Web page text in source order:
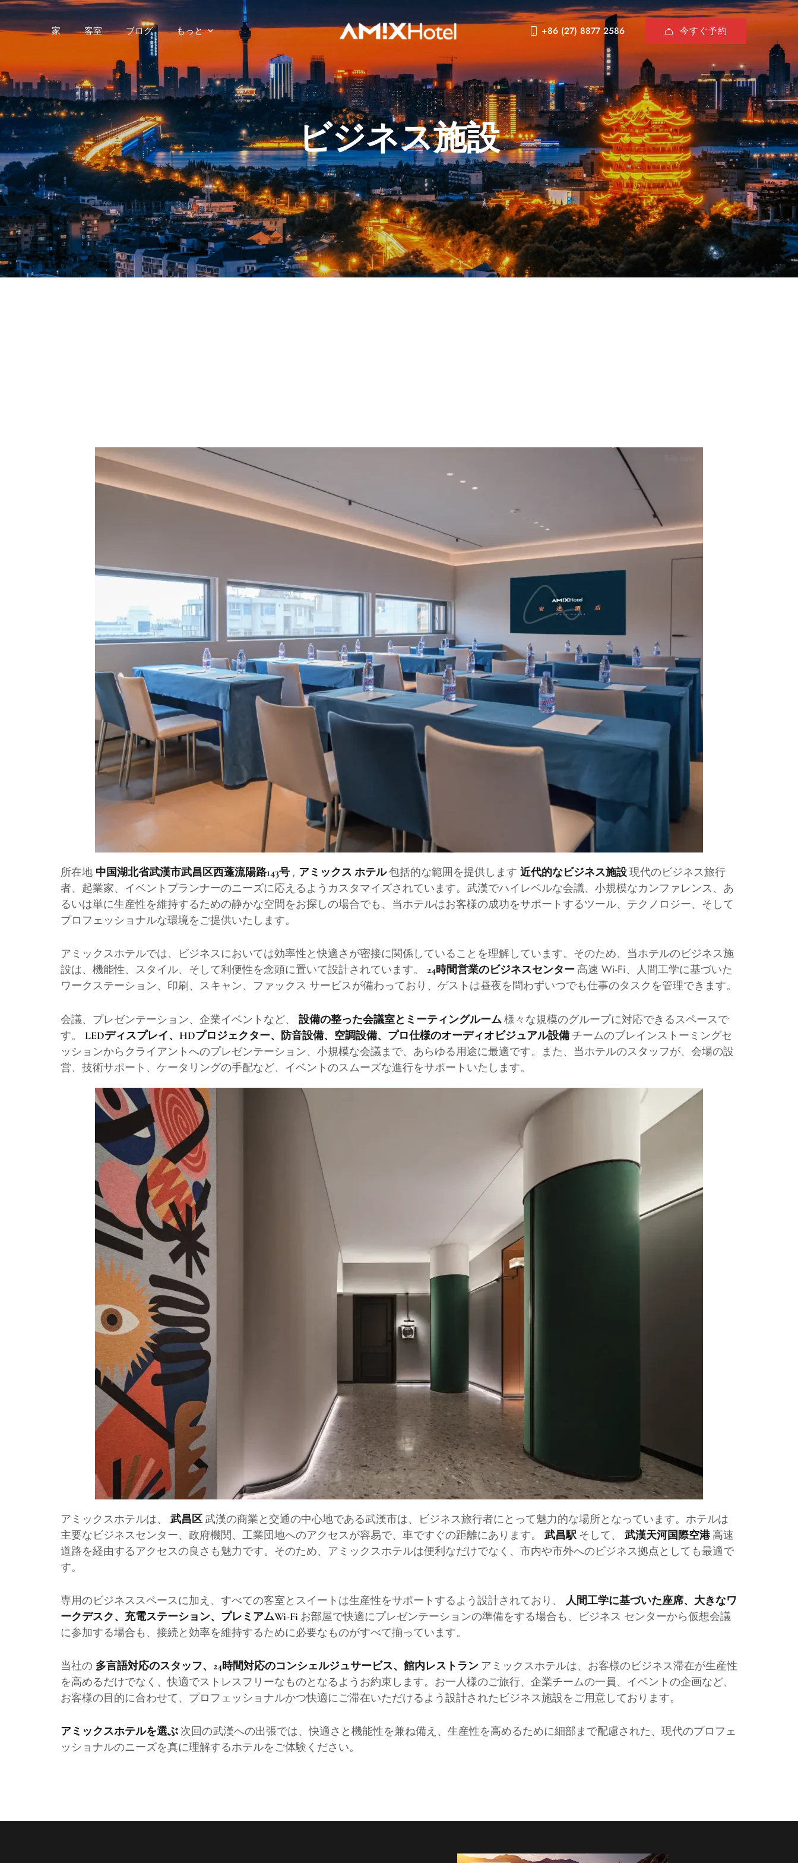
家 客室 ブログ もっと +86 (27) 8877 2586 今すぐ予約
ビジネス施設
所在地 中国湖北省武漢市武昌区西蓬流陽路143号 , アミックス ホテル包括的な範囲を提供します 近代的なビジネス施設現代のビジネス旅行
者、起業家、イベントプランナーのニーズに応えるようカスタマイズされています。武漢でハイレベルな会議、小規模なカンファレンス、あ
るいは単に生産性を維持するための静かな空間をお探しの場合でも、当ホテルはお客様の成功をサポートするツール、テクノロジー、そして
プロフェッショナルな環境をご提供いたします。
アミックスホテルでは、ビジネスにおいては効率性と快適さが密接に関係していることを理解しています。そのため、当ホテルのビジネス施
設は、機能性、スタイル、そして利便性を念頭に置いて設計されています。 24時間営業のビジネスセンター 高速 Wi-Fi、人間工学に基づいた
ワークステーション、印刷、スキャン、ファックス サービスが備わっており、ゲストは昼夜を問わずいつでも仕事のタスクを管理できます。
会議、プレゼンテーション、企業イベントなど、 設備の整った会議室とミーティングルーム様々な規模のグループに対応できるスペースで
す。 LEDディスプレイ、HDプロジェクター、防音設備、空調設備、プロ仕様のオーディオビジュアル設備チームのブレインストーミングセ
ッションからクライアントへのプレゼンテーション、小規模な会議まで、あらゆる用途に最適です。また、当ホテルのスタッフが、会場の設
営、技術サポート、ケータリングの手配など、イベントのスムーズな進行をサポートいたします。
アミックスホテルは、 武昌区武漢の商業と交通の中心地である武漢市は、ビジネス旅行者にとって魅力的な場所となっています。ホテルは
主要なビジネスセンター、政府機関、工業団地へのアクセスが容易で、車ですぐの距離にあります。 武昌駅 そして、 武漢天河国際空港高速
道路を経由するアクセスの良さも魅力です。そのため、アミックスホテルは便利なだけでなく、市内や市外へのビジネス拠点としても最適で
す。
専用のビジネススペースに加え、すべての客室とスイートは生産性をサポートするよう設計されており、
人間工学に基づいた座席、大きなワ
ークデスク、充電ステーション、プレミアムWi-Fi お部屋で快適にプレゼンテーションの準備をする場合も、ビジネス センターから仮想会議
に参加する場合も、接続と効率を維持するために必要なものがすべて揃っています。
当社の 多言語対応のスタッフ、24時間対応のコンシェルジュサービス、館内レストラン アミックスホテルは、お客様のビジネス滞在が生産性
を高めるだけでなく、快適でストレスフリーなものとなるようお約束します。お一人様のご旅行、企業チームの一員、イベントの企画など、
お客様の目的に合わせて、プロフェッショナルかつ快適にご滞在いただけるよう設計されたビジネス施設をご用意しております。
アミックスホテルを選ぶ 次回の武漢への出張では、快適さと機能性を兼ね備え、生産性を高めるために細部まで配慮された、現代のプロフェ
ッショナルのニーズを真に理解するホテルをご体験ください。